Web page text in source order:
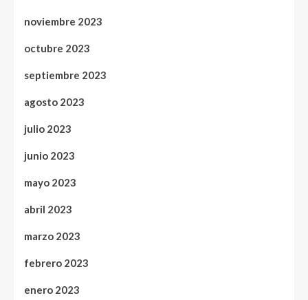
noviembre 2023
octubre 2023
septiembre 2023
agosto 2023
julio 2023
junio 2023
mayo 2023
abril 2023
marzo 2023
febrero 2023
enero 2023